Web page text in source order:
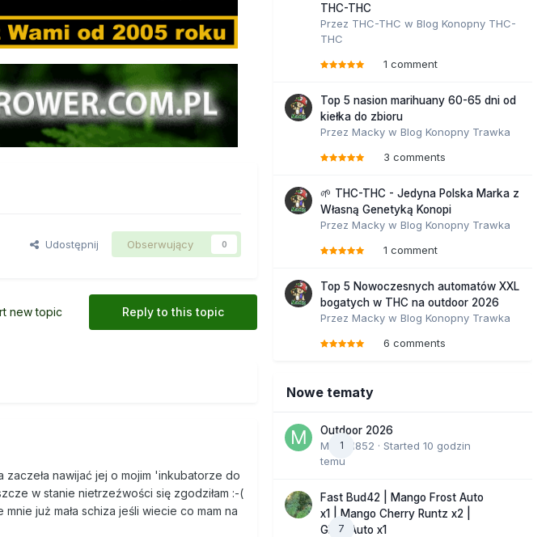
Udostępnij Obserwujący 0
Reply to this topic
new topic
nawijać jej o mojim 'inkubatorze do
w stanie nietrzeźwości się zgodziłam :-(
już mała schiza jeśli wiecie co mam na
THC-THC
Przez THC-THC w Blog Konopny THC-
THC
1 comment
Top 5 nasion marihuany 60-65 dni od
kiełka do zbioru
Przez Macky w Blog Konopny Trawka
3 comments
🌱 THC-THC - Jedyna Polska Marka z
Własną Genetyką Konopi
Przez Macky w Blog Konopny Trawka
1 comment
Top 5 Nowoczesnych automatów XXL
bogatych w THC na outdoor 2026
Przez Macky w Blog Konopny Trawka
6 comments
Nowe tematy
1
Outdoor 2026
Marcel852 · Started 10 godzin
temu
7
Fast Bud42 | Mango Frost Auto
x1 | Mango Cherry Runtz x2 |
GMO Auto x1